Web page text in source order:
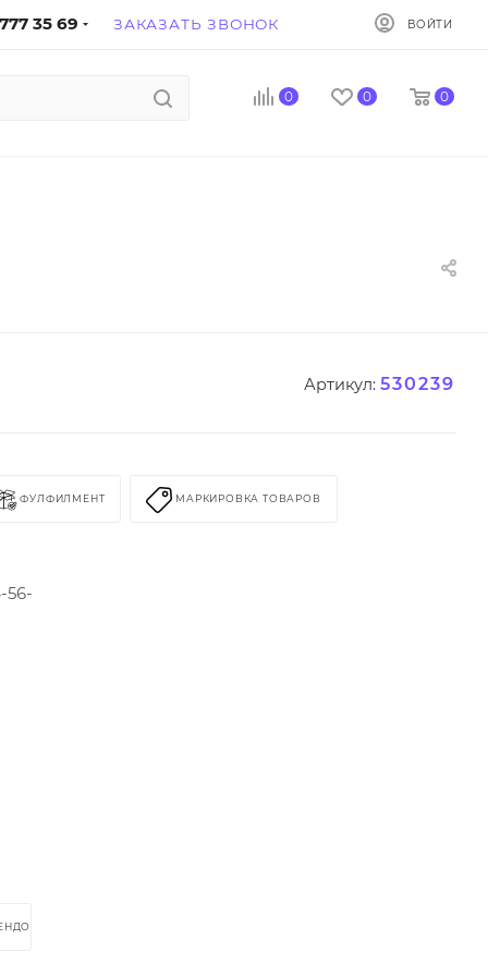
35 69 ЗАКАЗАТЬ ЗВОНОК ВОЙТИ
0 0 0
Артикул: 530239
ФУЛФИЛМЕНТ МАРКИРОВКА ТОВАРОВ
56-